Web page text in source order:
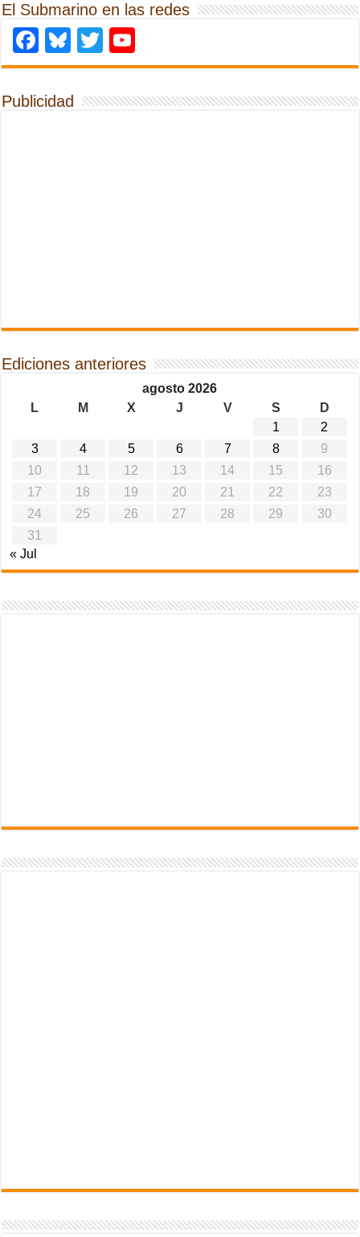
El Submarino en las redes
Facebook
Bluesky
Twitter
Publicidad
Ediciones anteriores
agosto 2026
L
M X J V S
D
1
2
3
4 5 6 7 8
9
10
11 12 13 14 15
16
17
18 19 20 21 22
23
24
25 26 27 28 29
30
31
« Jul